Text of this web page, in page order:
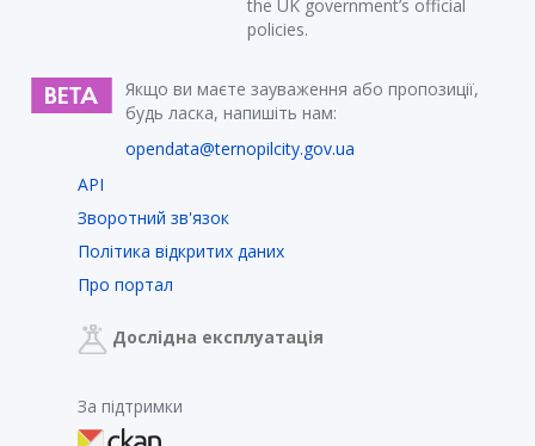
the UK government’s official
policies.
Якщо ви маєте зауваження або пропозиції,
будь ласка, напишіть нам:
opendata@ternopilcity.gov.ua
API
Зворотний зв'язок
Політика відкритих даних
Про портал
Дослідна експлуатація
За підтримки